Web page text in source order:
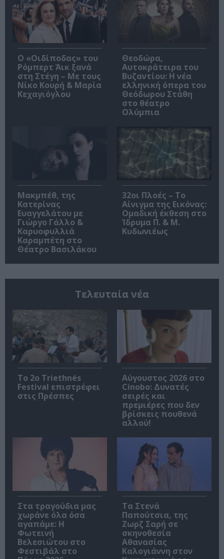
O «Οιδίποδας» του
Ρόμπερτ Άικ ξανά
στη Στέγη – Με τους
Νίκο Κουρή & Μαρία
Κεχαγιόγλου
Θεοδώρα,
Αυτοκράτειρα του
Βυζαντίου: Η νέα
ελληνική όπερα του
Θεόδωρου Στάθη
στο θέατρο
Ολύμπια
Μακμπέθ, της
Κατερίνας
Ευαγγελάτου με
Γιώργο Γάλλο &
Καρυοφυλλιά
Καραμπέτη στο
Θέατρο Βασιλάκου
32οι Πλοές – Το
Αίνιγμα της Εικόνας:
Ομαδική έκθεση στο
Ίδρυμα Π. & Μ.
Κυδωνιέως
Τελευταία νέα
Το 2ο Triethnés
Festival επιστρέφει
στις Πρέσπες
Αύγουστος 2026 στο
Cinobo: Δυνατές
σειρές και
πρεμιέρες που δεν
βρίσκεις πουθενά
αλλού!
Στα τραγούδια μας
χωράνε όλα όσα
αγαπάμε: Η
Φωτεινή
Βελεσιώτου στο
Φεστιβάλ στο
Τα Στενά
Παπούτσια, της
Ζωρζ Σαρή σε
σκηνοθεσία
Αθανασίας
Καλογιάννη στον